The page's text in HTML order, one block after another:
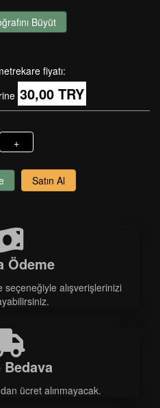
Büyüt
fiyatı:
30,00 TRY
+
Satın Al
Ödeme
seçeneğiyle alışverişlerinizi
ücret alınmayacak.